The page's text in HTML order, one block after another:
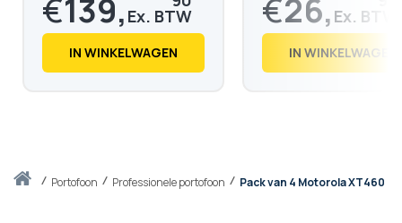
Thuisportofoon Professionele portofoon Pack van 4 Motorola XT460
DP1400
€139,
€ 169,
IN WINKELWAGEN
€26,
€ 32,IN WINKELWAGEN